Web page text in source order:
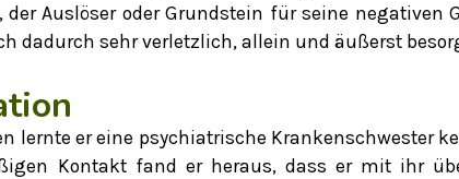
Auslöser oder Grundstein für seine negativen
dadurch sehr verletzlich, allein und äußerst
lernte er eine psychiatrische Krankenschwester
Kontakt fand er heraus, dass er mit ihr